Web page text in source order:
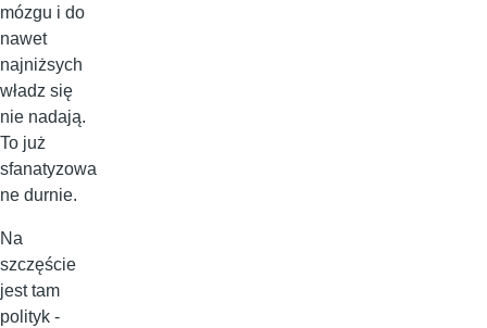
mózgu i do
nawet
najniżsych
władz się
nie nadają.
To już
sfanatyzowa
ne durnie.
Na
szczęście
jest tam
polityk -